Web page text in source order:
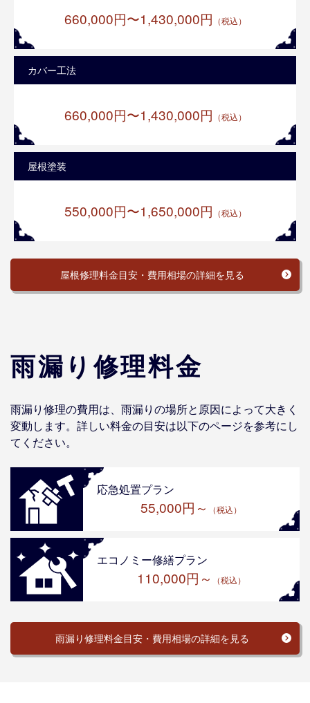
660,000円〜1,430,000円 （税込）
カバー工法
660,000円〜1,430,000円 （税込）
屋根塗装
550,000円〜1,650,000円 （税込）
屋根修理料金目安・費用相場の詳細を見る
雨漏り修理料金
雨漏り修理の費用は、雨漏りの場所と原因によって大きく
変動します。詳しい料金の目安は以下のページを参考にし
てください。
応急処置プラン
55,000円～ （税込）
エコノミー修繕プラン
110,000円～ （税込）
雨漏り修理料金目安・費用相場の詳細を見る